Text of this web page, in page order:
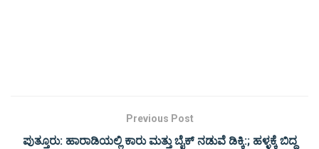
Previous Post
ಪುತ್ತೂರು: ಹಾರಾಡಿಯಲ್ಲಿ ಕಾರು ಮತ್ತು ಬೈಕ್‌ ನಡುವೆ ಡಿಕ್ಕಿ:; ಹಳ್ಳಕ್ಕೆ ಬಿದ್ದ